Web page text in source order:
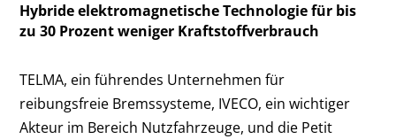
Hybride elektromagnetische Technologie für bis
zu 30 Prozent weniger Kraftstoffverbrauch
TELMA, ein führendes Unternehmen für
reibungsfreie Bremssysteme, IVECO, ein wichtiger
Akteur im Bereich Nutzfahrzeuge, und die Petit